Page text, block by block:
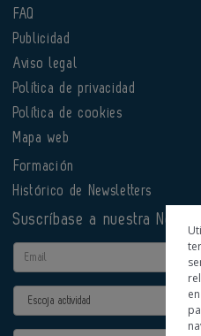
FAQ
Publicidad
Aviso legal
Política de privacidad
Política de cookies
Mapa web
Formación
Histórico de Newsletters
Suscríbase a nuestra
Email
Actividad